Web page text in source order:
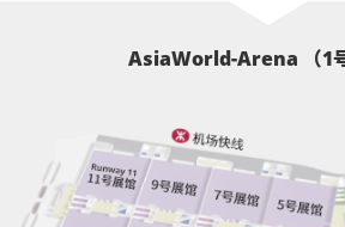
票报失补偿安排。
若上述演唱会延期⽇无法符合已购票
退票，主办⽅正与票务相关单位讨论
具体安排，主办⽅将尽快在 2022年5
基于安全理由，场馆范围内不准
座位观众年龄限制: 只限3岁或以上
亚洲国际博览馆范围内严禁吸烟。
AsiaWorld-Arena （1号